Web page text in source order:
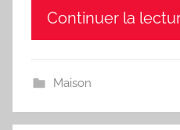
Continuer la
Maison